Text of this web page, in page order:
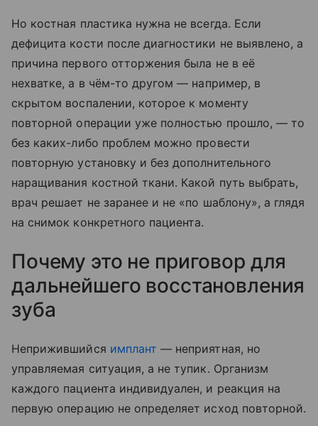
Но костная пластика нужна не всегда. Если
дефицита кости после диагностики не выявлено, а
причина первого отторжения была не в её
нехватке, а в чём-то другом — например, в
скрытом воспалении, которое к моменту
повторной операции уже полностью прошло, — то
без каких-либо проблем можно провести
повторную установку и без дополнительного
наращивания костной ткани. Какой путь выбрать,
врач решает не заранее и не «по шаблону», а глядя
на снимок конкретного пациента.
Почему это не приговор для
дальнейшего восстановления
зуба
Неприжившийся имплант — неприятная, но
управляемая ситуация, а не тупик. Организм
каждого пациента индивидуален, и реакция на
первую операцию не определяет исход повторной.